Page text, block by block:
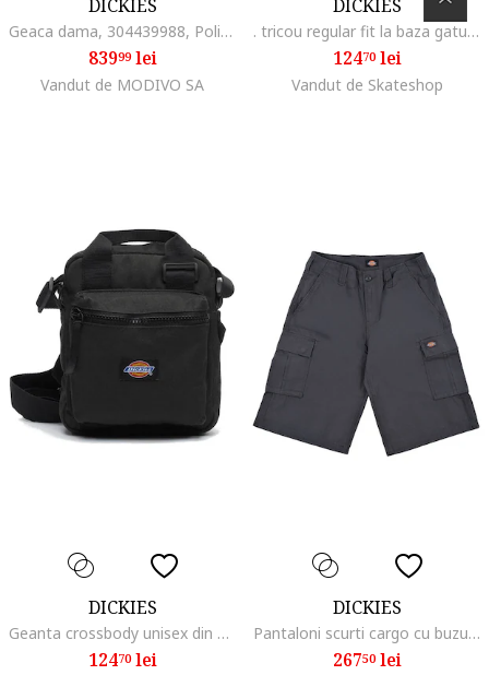
DICKIES
Geaca dama, 304439988, Poliamida, Maro, Maro
83999lei
Vandut de MODIVO SA
DICKIES
. tricou regular fit la baza gatului cu logo
12470lei
Vandut de Skateshop
DICKIES
Geanta crossbody unisex din material textil Moreauville
12470lei
DICKIES
Pantaloni scurti cargo cu buzunare laterale
26750lei